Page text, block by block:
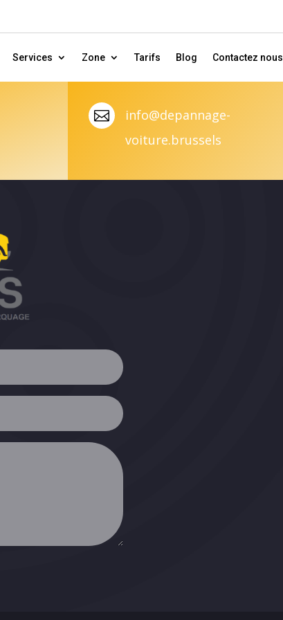
Services Zone Tarifs Blog Contactez nous

info@depannage-
voiture.brussels